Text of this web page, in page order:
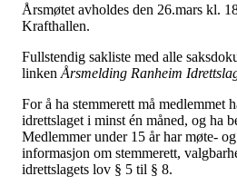
Årsmøtet avholdes den 26.mars kl.
Krafthallen.
Fullstendig sakliste med alle
linken Årsmelding Ranheim
For å ha stemmerett må medlemmet
idrettslaget i minst én måned, og ha
Medlemmer under 15 år har møte-
informasjon om stemmerett,
idrettslagets lov § 5 til § 8.